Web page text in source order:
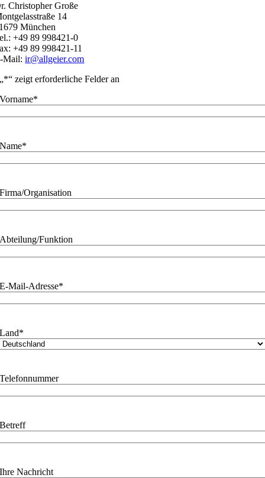
Christopher Große
14
München
+49 89 998421-0
+49 89 998421-11
Mail:ir@allgeier.com
„*“ zeigt erforderliche Felder an
Vorname*
Name*
Firma/Organisation
Abteilung/Funktion
E-Mail-Adresse*
Land*
Telefonnummer
Betreff
Ihre Nachricht